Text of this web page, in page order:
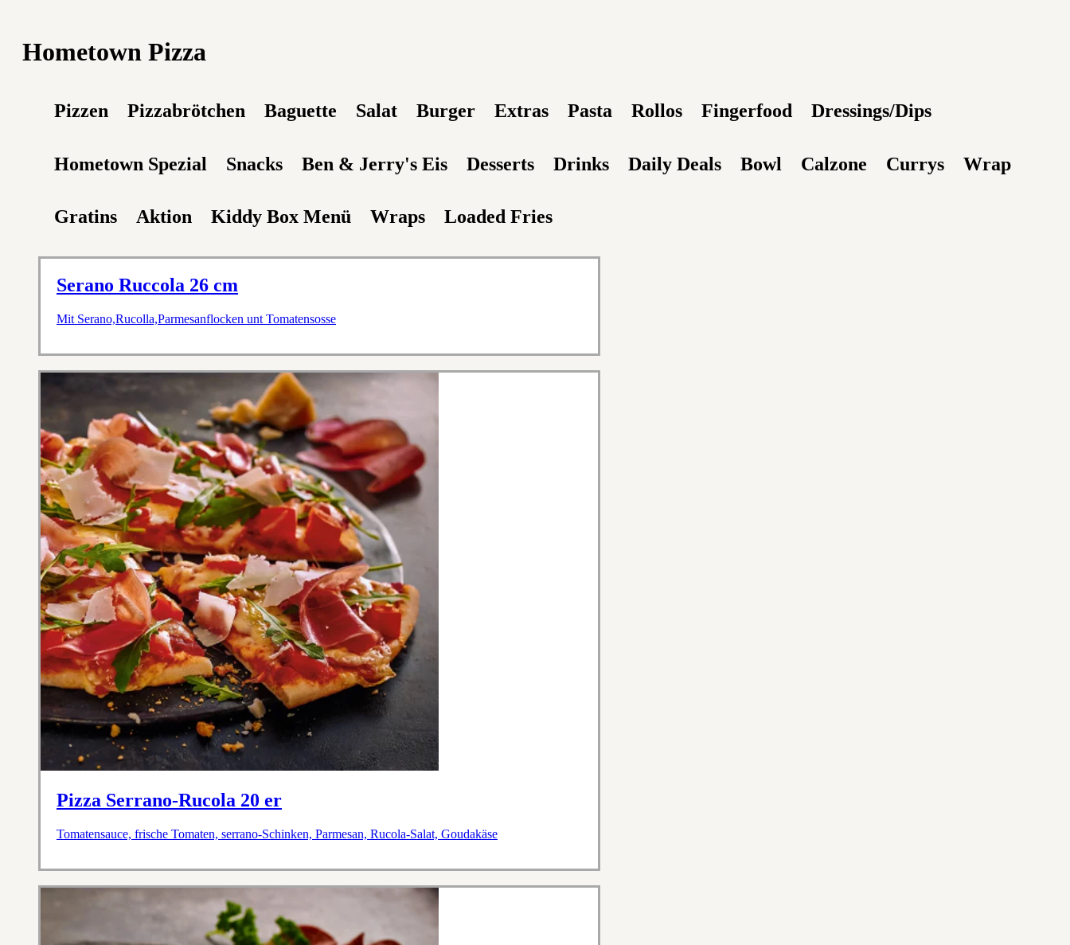
Hometown Pizza
Pizzen Pizzabrötchen Baguette Salat Burger Extras Pasta Rollos Fingerfood Dressings/Dips
Hometown Spezial Snacks Ben & Jerry's Eis Desserts Drinks Daily Deals Bowl Calzone Currys Wrap
Gratins Aktion Kiddy Box Menü Wraps Loaded Fries
Serano Ruccola 26 cm
Mit Serano,Rucolla,Parmesanflocken unt Tomatensosse
Pizza Serrano-Rucola 20 er
Tomatensauce, frische Tomaten, serrano-Schinken, Parmesan, Rucola-Salat, Goudakäse